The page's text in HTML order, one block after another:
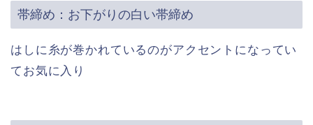
帯締め：お下がりの白い帯締め
はしに糸が巻かれているのがアクセントになってい
てお気に入り